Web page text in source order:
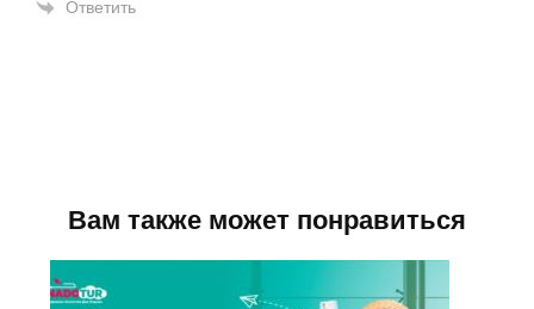
Ответить
Вам также может понравиться